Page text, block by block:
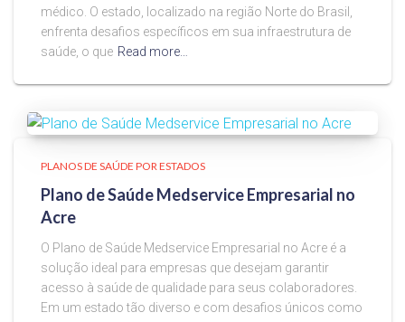
médico. O estado, localizado na região Norte do Brasil,
enfrenta desafios específicos em sua infraestrutura de
saúde, o que Read more…
PLANOS DE SAÚDE POR ESTADOS
Plano de Saúde Medservice Empresarial no
Acre
O Plano de Saúde Medservice Empresarial no Acre é a
solução ideal para empresas que desejam garantir
acesso à saúde de qualidade para seus colaboradores.
Em um estado tão diverso e com desafios únicos como